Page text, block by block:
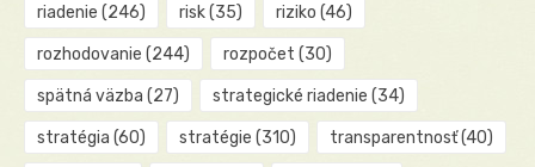
riadenie (246) risk(35) riziko (46)
rozhodovanie (244) rozpočet (30)
spätná väzba (27) strategické riadenie (34)
stratégia (60) stratégie (310) transparentnosť(40)